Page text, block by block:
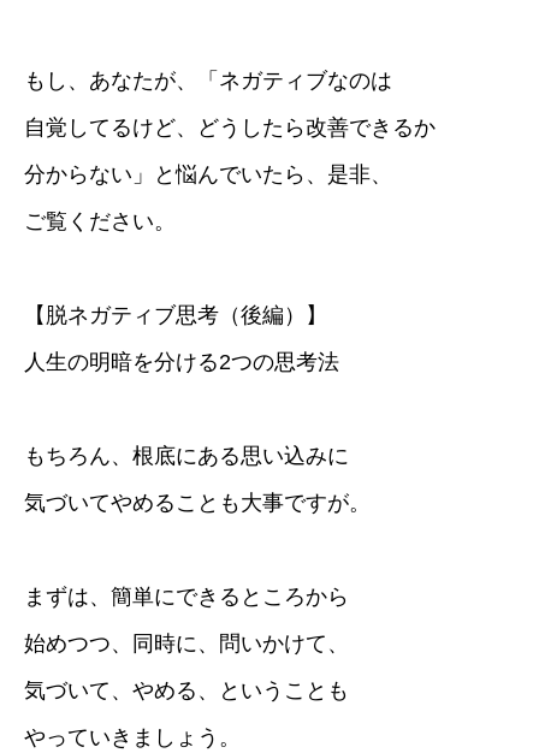
もし、あなたが、「ネガティブなのは
自覚してるけど、どうしたら改善できるか
分からない」と悩んでいたら、是非、
ご覧ください。
【脱ネガティブ思考（後編）】
人生の明暗を分ける2つの思考法
もちろん、根底にある思い込みに
気づいてやめることも大事ですが。
まずは、簡単にできるところから
始めつつ、同時に、問いかけて、
気づいて、やめる、ということも
やっていきましょう。